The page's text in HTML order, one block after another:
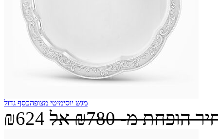
מגש יוסימיטי מצופהכסף גדול
₪624 הופחת מ-₪780 אל